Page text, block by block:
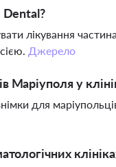
Dental?
лікування
Джерело
Маріуполя у
для